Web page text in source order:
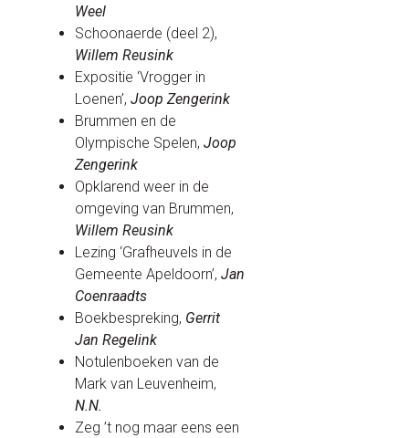
Weel
Schoonaerde (deel 2),
Willem Reusink
Expositie ‘Vrogger in
Loenen’,Joop Zengerink
Brummen en de
Olympische Spelen,Joop
Zengerink
Opklarend weer in de
omgeving van Brummen,
Willem Reusink
Lezing ‘Grafheuvels in de
Gemeente Apeldoorn’,Jan
Coenraadts
Boekbespreking, Gerrit
JanRegelink
Notulenboeken van de
Mark van Leuvenheim,
N.N.
Zeg ’t nog maar eens een